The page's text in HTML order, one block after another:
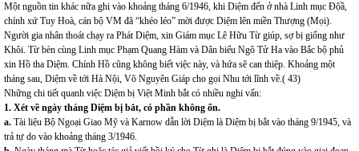
Một nguồn tin khác nữa ghi vào khoảng tháng 6/1946, khi Diệm đến ở nhà Linh mục Độầ,
chính xứ Tuy Hoà, cán bộ VM đã “khéo léo” mời được Diệm lên miền Thượng (Mọi).
Người gia nhân thoát chạy ra Phát Diệm, xin Giám mục Lê Hữu Từ giúp, sợ bị giống như
Khôi. Từ bèn cùng Linh mục Phạm Quang Hàm và Dân biểu Ngô Tử Ha vào Bắc bộ phủ
xin Hồ tha Diệm. Chính Hồ cũng không biết việc này, và hứa sẽ can thiệp. Khoảng một
tháng sau, Diệm về tới Hà Nội, Võ Nguyên Giáp cho gọi Nhu tới lĩnh về.( 43)
Những chi tiết quanh việc Diệm bị Việt Minh bắt có nhiều nghi vấn:
1. Xét về ngày tháng Diệm bị bắt, có phần không ổn.
a. Tài liệu Bộ Ngoại Giao Mỹ và Karnow dẫn lời Diệm là Diệm bị bắt vào tháng 9/1945, và
trả tự do vào khoảng tháng 3/1946.